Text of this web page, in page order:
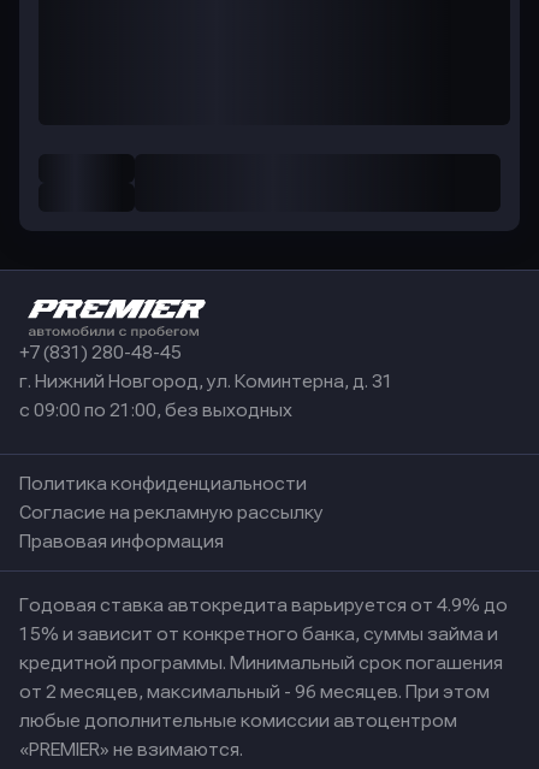
+7 (831) 280-48-45
г. Нижний Новгород, ул. Коминтерна, д. 31
с 09:00 по 21:00, без выходных
Политика конфиденциальности
Согласие на рекламную рассылку
Правовая информация
Годовая ставка автокредита варьируется от 4.9% до
15% и зависит от конкретного банка, суммы займа и
кредитной программы. Минимальный срок погашения
от 2 месяцев, максимальный - 96 месяцев. При этом
любые дополнительные комиссии автоцентром
«PREMIER» не взимаются.